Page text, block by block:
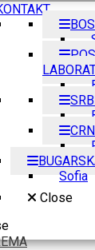
Sofia
Close